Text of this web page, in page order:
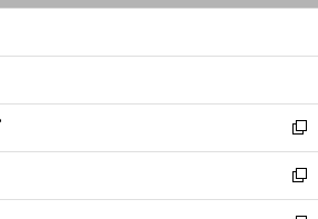
ン
ウ
開
く
新
し
い
ウ
新
し